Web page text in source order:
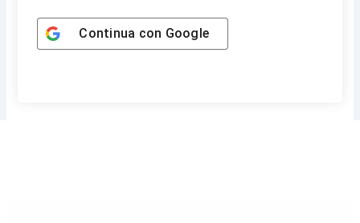
Continua con Google